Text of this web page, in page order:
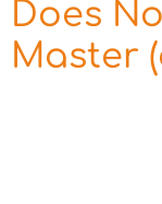
Does
Master